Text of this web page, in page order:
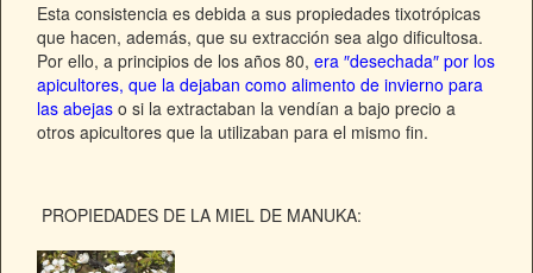
Esta consistencia es debida a sus propiedades tixotrópicas
que hacen, además, que su extracción sea algo dificultosa.
Por ello, a principios de los años 80, era ″desechada″ por los
apicultores, que la dejaban como alimento de invierno para
las abejas o si la extractaban la vendían a bajo precio a
otros apicultores que la utilizaban para el mismo fin.
PROPIEDADES DE LA MIEL DE MANUKA: